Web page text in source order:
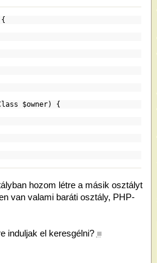
{
$owner) {
hozom létre a másik osztályt
van valami baráti osztály, PHP-
induljak el keresgélni? ■